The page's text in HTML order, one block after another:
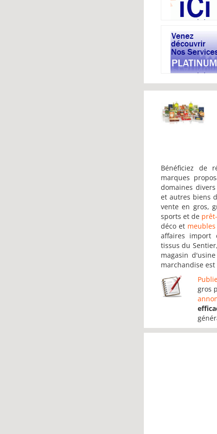
Bénéficiez de
marques
domaines
et autres biens
vente en gros,
sports et de
déco et
affaires import
tissus du
magasin
marchandise est
gros